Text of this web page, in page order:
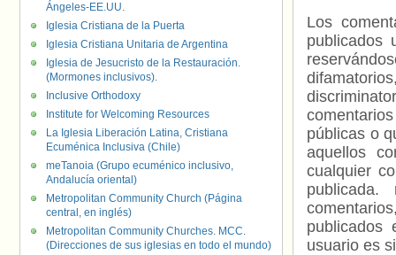
Los
publicados
públicas o
aquellos
cualquier
usuario es
Ángeles-EE.UU.
Iglesia Cristiana de la Puerta
Iglesia Cristiana Unitaria de Argentina
Iglesia de Jesucristo de la Restauración.
(Mormones inclusivos).
Inclusive Orthodoxy
Institute for Welcoming Resources
La Iglesia Liberación Latina, Cristiana
Ecuménica Inclusiva (Chile)
meTanoia (Grupo ecuménico inclusivo,
Andalucía oriental)
Metropolitan Community Church (Página
central, en inglés)
Metropolitan Community Churches. MCC.
(Direcciones de sus iglesias en todo el mundo)